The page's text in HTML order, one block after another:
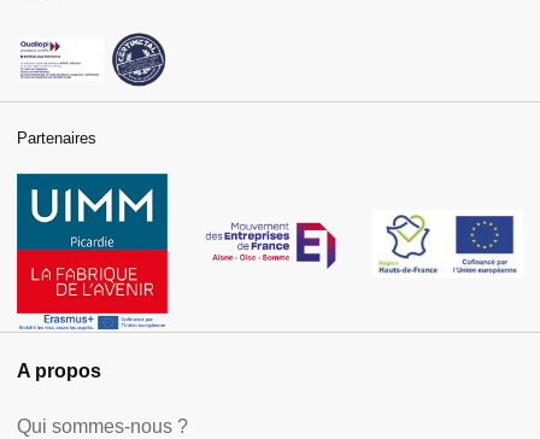
A propos
Qui sommes-nous ?
Partenaires